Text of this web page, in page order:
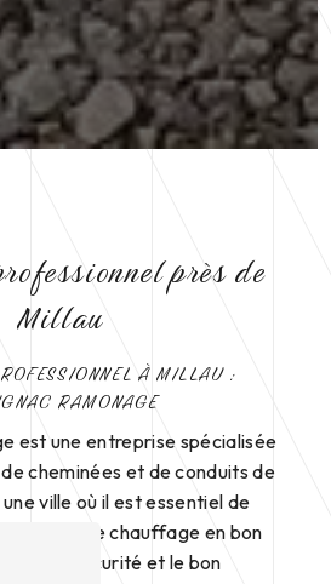
près de
Millau
À MILLAU :
RAMONAGE
est une entreprise spécialisée
cheminées et de conduits de
ville où il est essentiel de
de chauffage en bon
la sécurité et le bon